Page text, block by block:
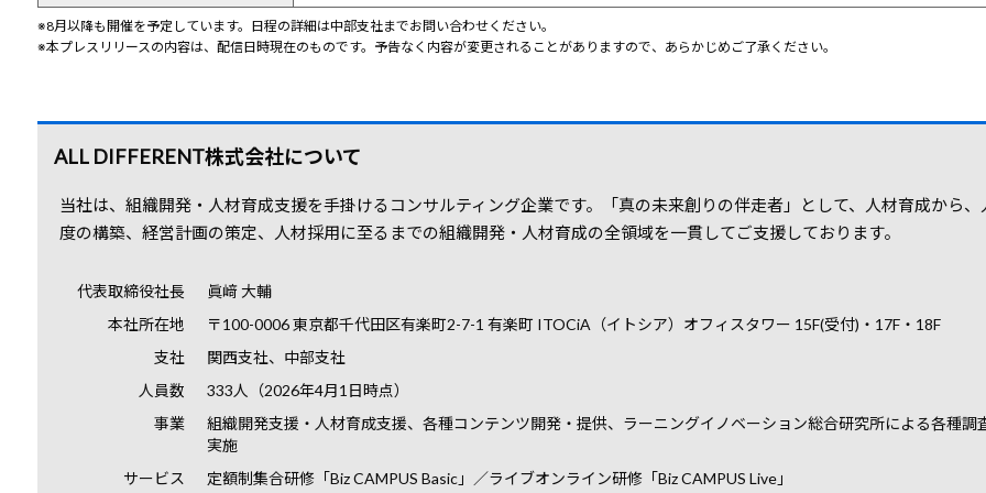
※8月以降も開催を予定しています。日程の詳細は中部支社までお問い合わせください。
※本プレスリリースの内容は、配信日時現在のものです。予告なく内容が変更されることがありますので、あらかじめご了承ください。
ALL DIFFERENT株式会社について
当社は、組織開発・人材育成支援を手掛けるコンサルティング企業です。「真の未来創りの伴走者」として、人材育成から、
度の構築、経営計画の策定、人材採用に至るまでの組織開発・人材育成の全領域を一貫してご支援しております。
代表取締役社長
眞﨑 大輔
本社所在地
〒100-0006 東京都千代田区有楽町2-7-1 有楽町 ITOCiA（イトシア）オフィスタワー 15F(受付)・17F・18F
支社
関西支社、中部支社
人員数
333人（2026年4月1日時点）
事業
組織開発支援・人材育成支援、各種コンテンツ開発・提供、ラーニングイノベーション総合研究所による各種調
実施
サービス
定額制集合研修「Biz CAMPUS Basic」／ライブオンライン研修「Biz CAMPUS Live」